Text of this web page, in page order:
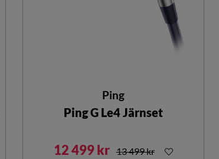
Ping
Ping G Le4 Järnset
12 499 kr 13 499 kr